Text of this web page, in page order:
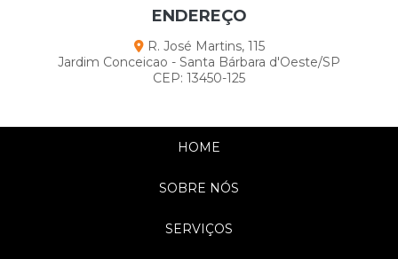
ENDEREÇO
R. José Martins, 115
Jardim Conceicao - Santa Bárbara d'Oeste/SP
CEP: 13450-125
HOME
SOBRE NÓS
SERVIÇOS